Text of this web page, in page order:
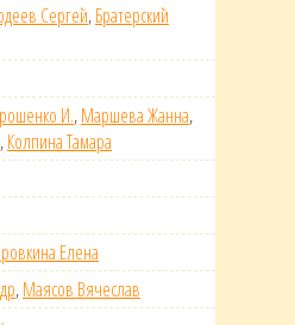
Сергей,Братерский
И.,Маршева Жанна,
,Колпина Тамара
Елена
,Маясов Вячеслав